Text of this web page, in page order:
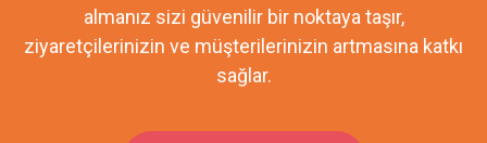
almanız sizi güvenilir bir noktaya taşır,
ziyaretçilerinizin ve müşterilerinizin artmasına katkı
sağlar.